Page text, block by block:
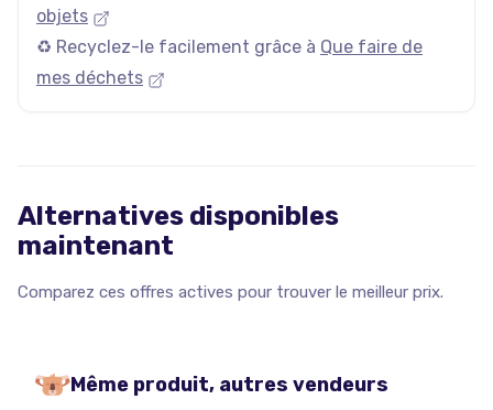
objets
♻️ Recyclez-le facilement grâce à Que faire de
mes déchets
Alternatives disponibles
maintenant
Comparez ces offres actives pour trouver le meilleur prix.
Même produit, autres vendeurs